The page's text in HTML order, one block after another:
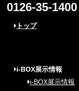
0126-35-1400
トップ
i-BOX展示情報
i-BOX展示情報